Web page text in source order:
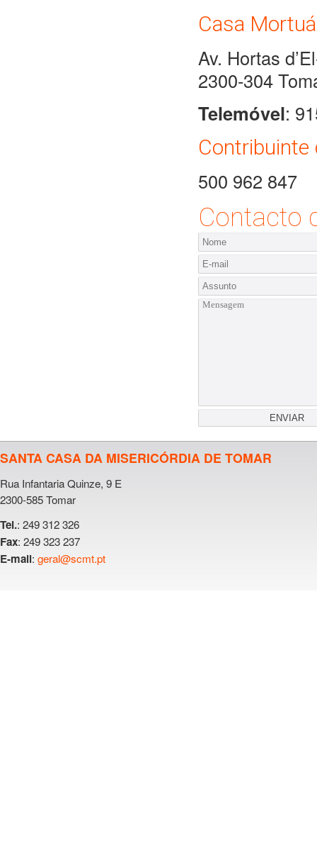
Casa
Av. Hortas
2300-304
Telemóvel:
Contribuinte
500 962 847
Contacto
SANTA CASA DA MISERICÓRDIA DE TOMAR
Rua Infantaria Quinze, 9 E
2300-585 Tomar
Tel.: 249 312 326
Fax: 249 323 237
E-mail: geral@scmt.pt